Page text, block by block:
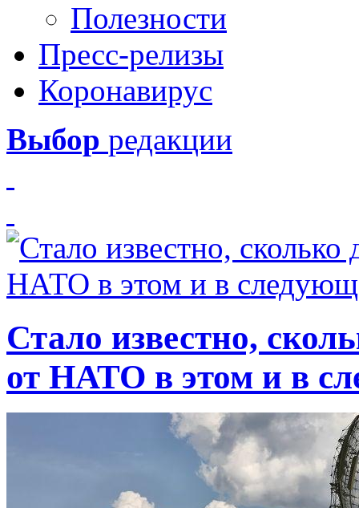
Полезности
Пресс-релизы
Коронавирус
Выбор редакции
Стало известно,
от НАТО в этом и в